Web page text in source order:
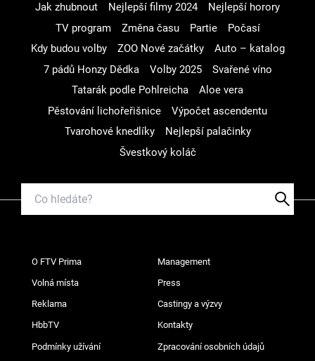
Jak zhubnout Nejlepší filmy 2024
Nejlepší horory
TV program
Změna času Partie
Počasí
Kdy budou volby
ZOO Nové začátky
Auto – katalog
7 pádů Honzy Dědka
Volby 2025
Svařené víno
Tatarák podle Pohlreicha
Aloe vera
Pěstování lichořeřišnice
Výpočet ascendentu
Tvarohové knedlíky
Nejlepší palačinky
Švestkový koláč
O FTV Prima Management
Volná místa Press
Reklama Castingy a výzvy
HbbTV Kontakty
Podmínky užívání Zpracování osobních údajů